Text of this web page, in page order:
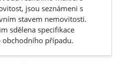
jsou seznámeni s
stavem nemovitosti.
sdělena specifikace
obchodního případu.